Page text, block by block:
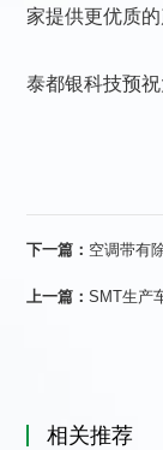
家提供更优质的
泰都银科技预祝
下一篇： 空调带有
上一篇：SMT生产
相关推荐